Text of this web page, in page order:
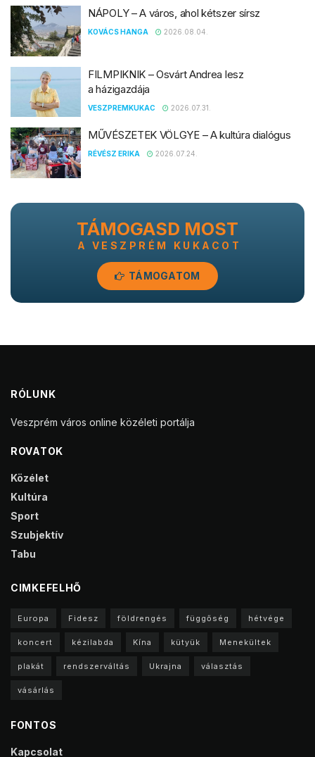
NÁPOLY – A város, ahol kétszer sírsz
KOVÁCS HANGA 2026.08.04.
FILMPIKNIK – Osvárt Andrea lesz
a házigazdája
VESZPREMKUKAC 2026.07.31.
MŰVÉSZETEK VÖLGYE – A kultúra dialógus
RÉVÉSZ ERIKA 2026.07.24.
TÁMOGASD MOST
A VESZPRÉM KUKACOT
TÁMOGATOM
RÓLUNK
Veszprém város online közéleti portálja
ROVATOK
Közélet
Kultúra
Sport
Szubjektív
Tabu
CIMKEFELHŐ
Europa Fidesz földrengés függőség hétvége
koncert kézilabda Kína kütyük Menekültek
plakát rendszerváltás Ukrajna választás
vásárlás
FONTOS
Kapcsolat